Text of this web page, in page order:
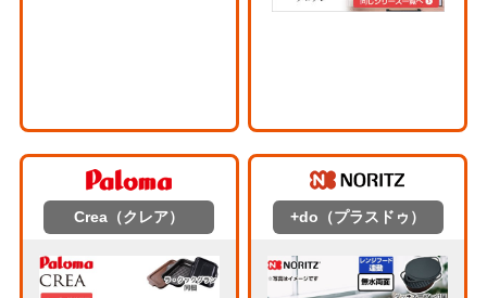
Crea（クレア） +do（プラスドゥ）